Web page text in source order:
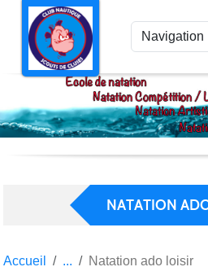
NATATION
Accueil Natation ado loisir
Panneau de gestion des cookies